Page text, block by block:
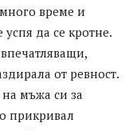
време и
успя да се кротне.
от ревност.
мъжа си за
прикривал